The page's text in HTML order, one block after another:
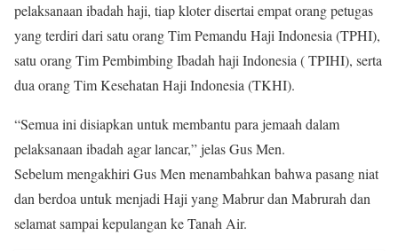
pelaksanaan ibadah haji, tiap kloter disertai empat orang petugas
yang terdiri dari satu orang Tim Pemandu Haji Indonesia (TPHI),
satu orang Tim Pembimbing Ibadah haji Indonesia ( TPIHI), serta
dua orang Tim Kesehatan Haji Indonesia (TKHI).
“Semua ini disiapkan untuk membantu para jemaah dalam
pelaksanaan ibadah agar lancar,” jelas Gus Men.
Sebelum mengakhiri Gus Men menambahkan bahwa pasang niat
dan berdoa untuk menjadi Haji yang Mabrur dan Mabrurah dan
selamat sampai kepulangan ke Tanah Air.